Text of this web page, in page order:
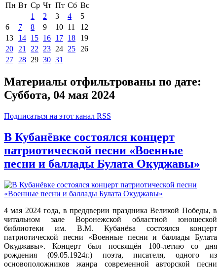
Пн Вт Ср Чт Пт Сб Вс
1
2 3 4
5
6
7 8 9 10 11
12
13
14 15 16 17 18
19
20
21 22 23 24 25
26
27
28 29 30 31
Материалы отфильтрованы по дате:
Суббота, 04 мая 2024
Подписаться на этот канал RSS
В Кубанёвке состоялся концерт
патриотической песни «Военные
песни и баллады Булата Окуджавы»
4 мая 2024 года, в преддверии праздника Великой Победы, в
читальном зале Воронежской областной юношеской
библиотеки им. В.М. Кубанёва состоялся концерт
патриотической песни «Военные песни и баллады Булата
Окуджавы». Концерт был посвящён 100-летию со дня
рождения (09.05.1924г.) поэта, писателя, одного из
основоположников жанра современной авторской песни